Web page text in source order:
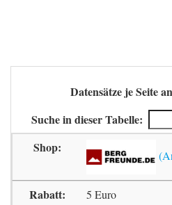
Datensätze je Seite
Suche in dieser Tabelle:
5 Euro